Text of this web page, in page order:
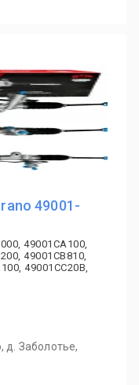
49001-
49001CA100,
49001CB810,
49001CC20B,
Заболотье,